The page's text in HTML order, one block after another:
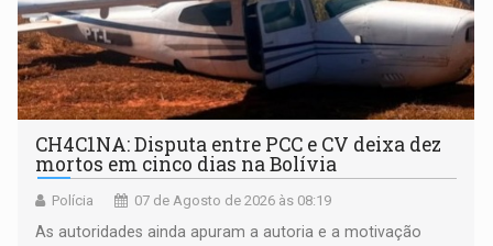
CH4C1NA: Disputa entre PCC e CV deixa dez
mortos em cinco dias na Bolívia
Polícia 07 de Agosto de 2026 às 08:19
As autoridades ainda apuram a autoria e a motivação